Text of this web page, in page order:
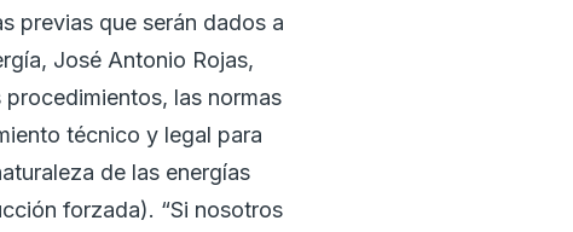
previas que serán dados a
José Antonio Rojas,
las normas
técnico y legal para
de las energías
forzada). “Si nosotros